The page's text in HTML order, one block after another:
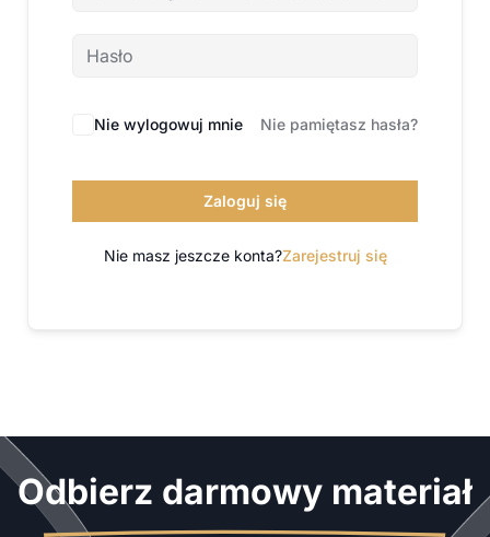
Nie wylogowuj mnie Nie pamiętasz hasła?
Zaloguj się
Nie masz jeszcze konta?Zarejestruj się
Odbierz darmowy materiał